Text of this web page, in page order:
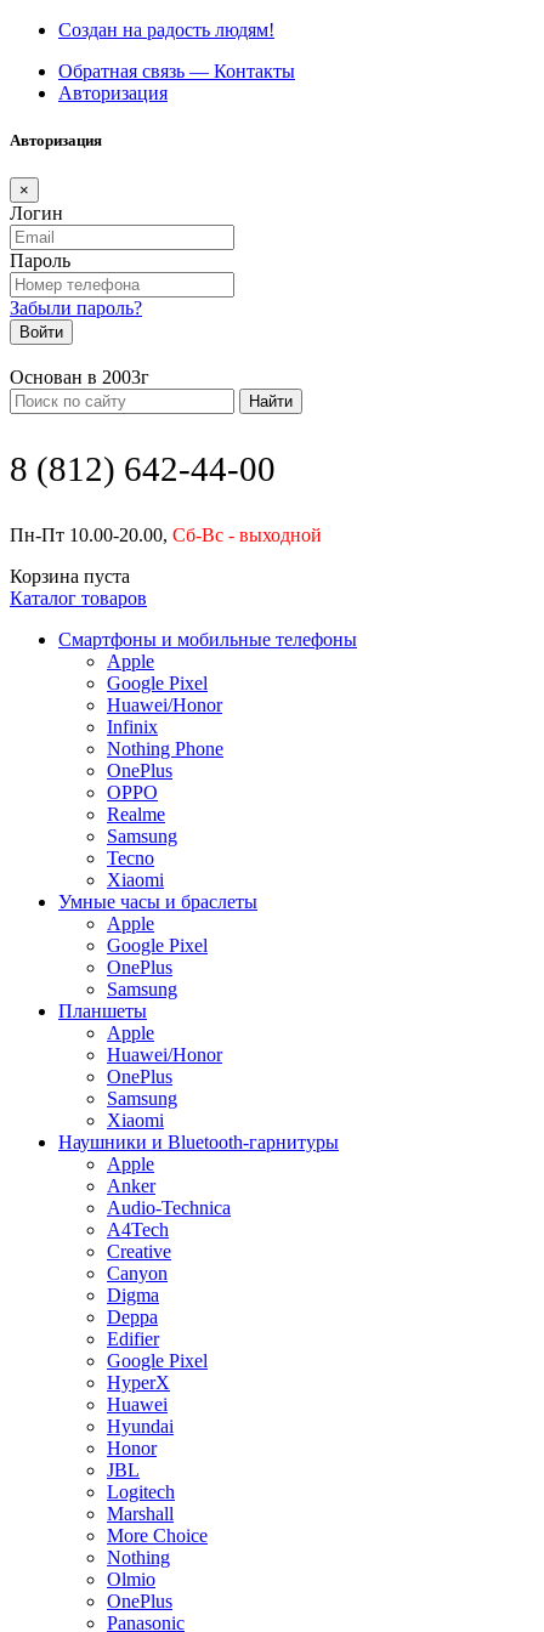
Создан на радость людям!
Обратная связь — Контакты
Авторизация
Авторизация
×
Логин
Пароль
Забыли пароль?
Войти
Основан в 2003г
Найти
8 (812) 642-44-00
Пн-Пт 10.00-20.00, Сб-Вс - выходной
Корзина пуста
Каталог товаров
Смартфоны и мобильные телефоны
Apple
Google Pixel
Huawei/Honor
Infinix
Nothing Phone
OnePlus
OPPO
Realme
Samsung
Tecno
Xiaomi
Умные часы и браслеты
Apple
Google Pixel
OnePlus
Samsung
Планшеты
Apple
Huawei/Honor
OnePlus
Samsung
Xiaomi
Наушники и Bluetooth-гарнитуры
Apple
Anker
Audio-Technica
A4Tech
Creative
Canyon
Digma
Deppa
Edifier
Google Pixel
HyperX
Huawei
Hyundai
Honor
JBL
Logitech
Marshall
More Choice
Nothing
Olmio
OnePlus
Panasonic